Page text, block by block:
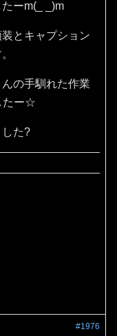
ーm(_ _)m
とキャプション
の手馴れた作業
たー☆
た?
#1976